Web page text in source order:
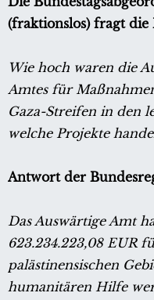
(fraktionslos) fragt die
Wie hoch waren die
Amtes für
Gaza-Streifen in den
welche Projekte
Antwort der
Das Auswärtige Amt
623.234.223,08 EUR
palästinensischen
humanitären Hilfe